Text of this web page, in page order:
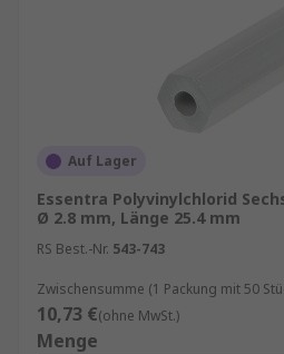
Auf Lager
Essentra Polyvinylchlorid
Ø 2.8 mm, Länge 25.4 mm
RS Best.-Nr. 543-743
Zwischensumme (1 Packung mit 50
10,73 €(ohne MwSt.)
Menge